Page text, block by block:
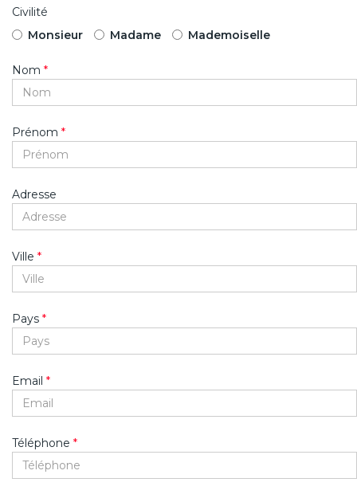
Civilité
Monsieur
Madame Mademoiselle
Nom *
Prénom *
Adresse
Ville *
Pays *
Email *
Téléphone *